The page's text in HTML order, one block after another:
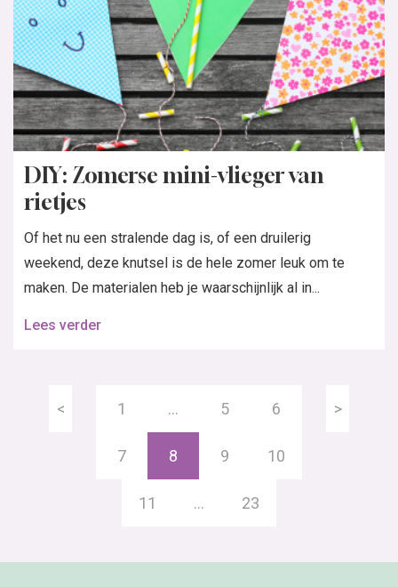
DIY: Zomerse mini-vlieger van
rietjes
Of het nu een stralende dag is, of een druilerig
weekend, deze knutsel is de hele zomer leuk om te
maken. De materialen heb je waarschijnlijk al in...
Lees verder
< 1 … 5 6
7 8 9 10
11 … 23
>